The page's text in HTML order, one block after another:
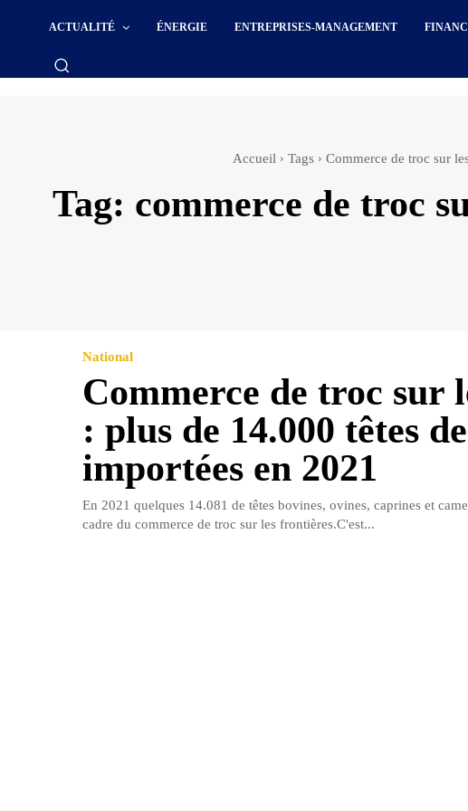
ACTUALITÉ ÉNERGIE ENTREPRISES-MANAGEMENT
Accueil Tags Commerce de troc sur
Tag: commerce de troc
National
Commerce de troc sur
: plus de 14.000 têtes
importées en 2021
En 2021 quelques 14.081 de têtes bovines, ovines, caprines et
cadre du commerce de troc sur les frontières.C'est...